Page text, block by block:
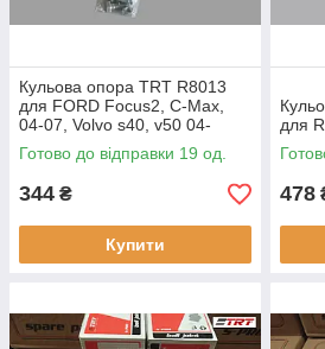
Кульова опора TRT R8013
для FORD Focus2, C-Max,
04-07, Volvo s40, v50 04-
Готово до відправки 19 од.
344 ₴
Купити
для
478